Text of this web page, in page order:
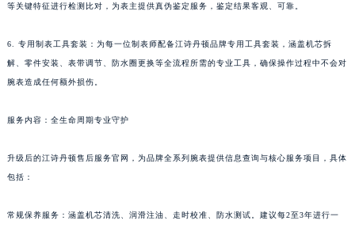
等关键特征进行检测比对，为表主提供真伪鉴定服务，鉴定结果客观、可靠。
6. 专用制表工具套装：为每一位制表师配备江诗丹顿品牌专用工具套装，涵盖机芯拆
解、零件安装、表带调节、防水圈更换等全流程所需的专业工具，确保操作过程中不会对
腕表造成任何额外损伤。
服务内容：全生命周期专业守护
升级后的江诗丹顿售后服务官网，为品牌全系列腕表提供信息查询与核心服务项目，具体
包括：
常规保养服务：涵盖机芯清洗、润滑注油、走时校准、防水测试。建议每2至3年进行一